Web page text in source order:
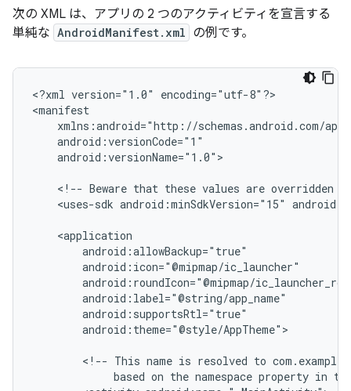
次の XML は、アプリの 2 つのアクティビティを宣言する
単純な AndroidManifest.xml の例です。
<?xml version="1.0"
encoding="utf-8"?>
android:versionName="1.0">
<!-- Beware that these values are overridden
<uses-sdk android:minSdkVersion="15"
android:theme="@style/AppTheme">
<!-- This name is resolved to
based on the namespace property in